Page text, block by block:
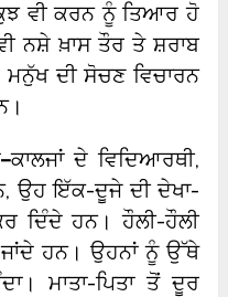
ਵੀ ਕਰਨ ਨੂੰ ਤਿਆਰ ਹੋ
ਨਸ਼ੇ ਖ਼ਾਸ ਤੌਰ ਤੇ ਸ਼ਰਾਬ
ਦੀ ਸੋਚਣ ਵਿਚਾਰਨ
–ਕਾਲਜਾਂ ਦੇ ਵਿਦਿਆਰਥੀ,
ਉਹ ਇੱਕ-ਦੂਜੇ ਦੀ ਦੇਖਾ-
ਦਿੰਦੇ ਹਨ। ਹੌਲੀ-ਹੌਲੀ
ਹਨ। ਉਹਨਾਂ ਨੂੰ ਉੱਥੇ
ਮਾਤਾ-ਪਿਤਾ ਤੋਂ ਦੂਰ